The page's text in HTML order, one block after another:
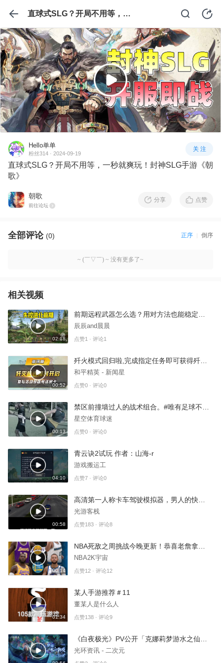
直球式SLG？开局不用等，一秒就爽玩！封神SLG手游《朝歌》
Hello单单
粉丝314 · 2024-09-19
关 注
直球式SLG？开局不用等，一秒就爽玩！封神SLG手游《朝
歌》
朝歌
前往论坛
分享 点赞
全部评论 (0) 正序 倒序
~ (￣▽￣) ~ 没有更多了~
相关视频
02:18
辰辰and晨晨
点赞1 · 评论1
00:52
和平精英 - 新闻星
点赞0 · 评论0
00:13
星空体育球迷
点赞0 · 评论0
04:10
青云诀2试玩 作者：山海-r
游戏搬运工
点赞7 · 评论0
00:58
光游客栈
点赞183 · 评论8
00:14
NBA2K宇宙
点赞12 · 评论12
01:34
某人手游推荐＃11
董某人是什么人
点赞138 · 评论9
光环资讯 - 二次元